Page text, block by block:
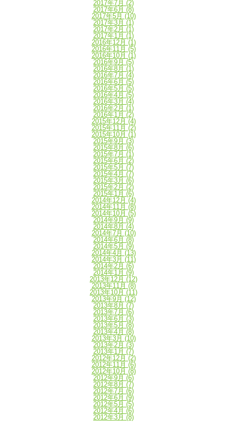
2017年7月 (2)
2017年6月 (8)
2017年5月 (10)
2017年3月 (1)
2017年2月 (1)
2017年1月 (1)
2016年12月 (1)
2016年11月 (5)
2016年10月 (1)
2016年9月 (5)
2016年8月 (1)
2016年7月 (4)
2016年6月 (5)
2016年5月 (5)
2016年4月 (5)
2016年3月 (4)
2016年2月 (1)
2016年1月 (2)
2015年12月 (4)
2015年11月 (2)
2015年10月 (1)
2015年9月 (3)
2015年8月 (6)
2015年7月 (1)
2015年6月 (2)
2015年5月 (7)
2015年4月 (7)
2015年3月 (6)
2015年2月 (2)
2015年1月 (6)
2014年12月 (4)
2014年11月 (8)
2014年10月 (5)
2014年9月 (9)
2014年8月 (4)
2014年7月 (10)
2014年6月 (8)
2014年5月 (9)
2014年4月 (13)
2014年3月 (11)
2014年2月 (6)
2014年1月 (9)
2013年12月 (12)
2013年11月 (8)
2013年10月 (11)
2013年9月 (12)
2013年8月 (7)
2013年7月 (6)
2013年6月 (3)
2013年5月 (8)
2013年4月 (8)
2013年3月 (10)
2013年2月 (3)
2013年1月 (7)
2012年12月 (2)
2012年11月 (6)
2012年10月 (8)
2012年9月 (6)
2012年8月 (7)
2012年7月 (6)
2012年6月 (9)
2012年5月 (5)
2012年4月 (6)
2012年3月 (8)